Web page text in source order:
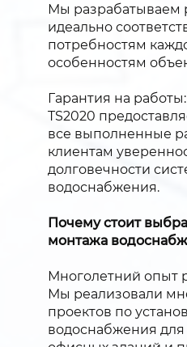
Мы разрабатываем
идеально
потребностям
особенностям
Гарантия на работы:
TS2020
все выполненные
клиентам
долговечности
водоснабжения.
Почему стоит
монтажа
Многолетний опыт
Мы реализовали
проектов по
водоснабжения